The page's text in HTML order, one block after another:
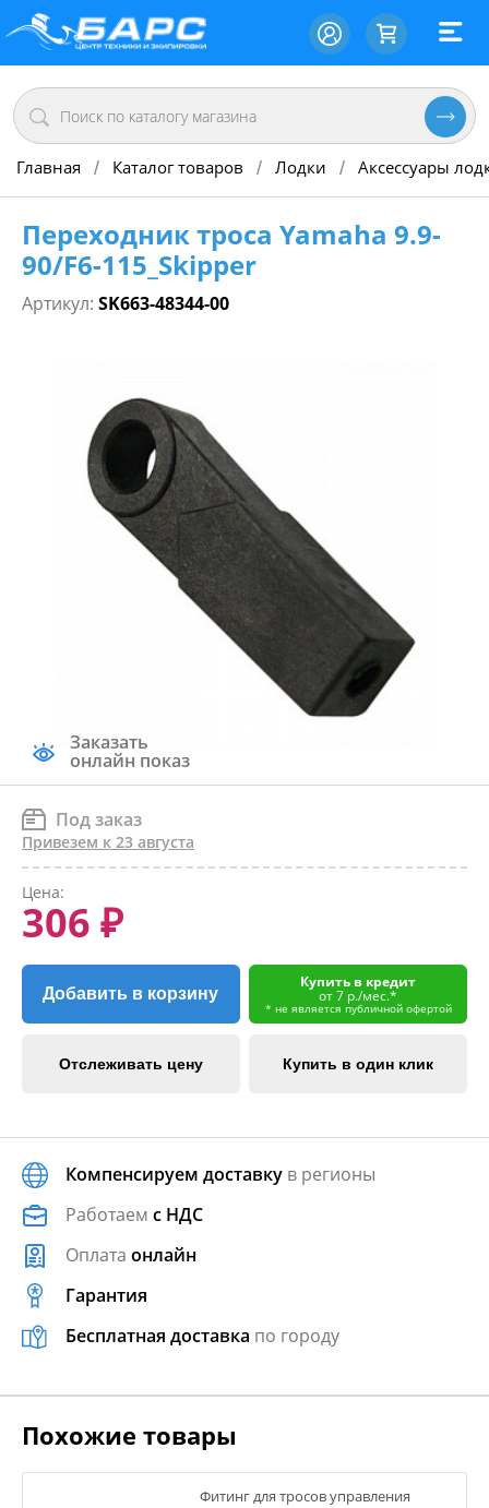
Главная / Каталог товаров / Лодки / Аксессуары
Переходник троса Yamaha 9.9-
90/F6-115_Skipper
Артикул: SK663-48344-00
Заказать
онлайн показ
Под заказ
Привезем к 23 августа
Цена:
306 ₽
Добавить в корзину
Купить в кредит
от 7 р./мес.*
* не является публичной офертой
Отслеживать цену Купить в один клик
Компенсируем доставку в регионы
Работаем с НДС
Оплата онлайн
Гарантия
Бесплатная доставка по городу
Похожие товары
Фитинг для тросов управления